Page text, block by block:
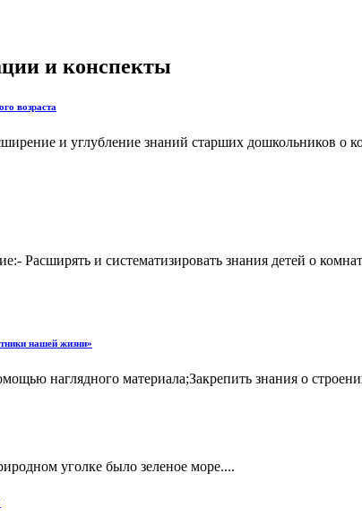
и конспекты
возраста
и углубление знаний старших дошкольников о
и систематизировать знания детей о
нашей жизни»
наглядного материала;Закрепить знания о
уголке было зеленое море....